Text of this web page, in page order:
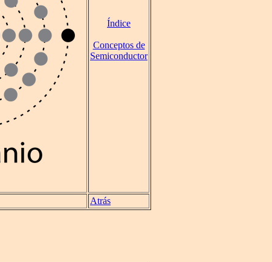
Índice
Conceptos de
Semiconductor
Atrás